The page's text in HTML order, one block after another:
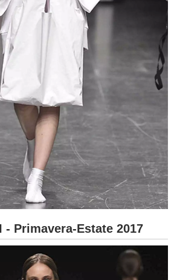
- Primavera-Estate 2017